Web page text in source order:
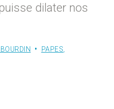
dilater nos
PAPES